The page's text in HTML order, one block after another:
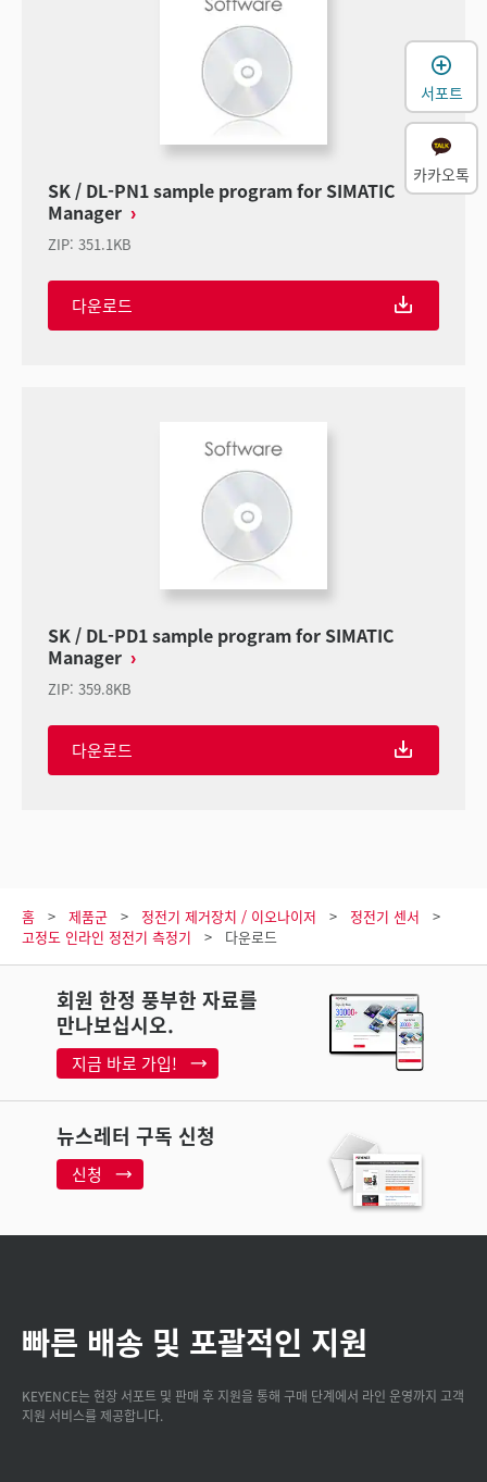
SK / DL-PN1 sample program for SIMATIC
Manager
ZIP: 351.1KB
다운로드
SK / DL-PD1 sample program for SIMATIC
Manager
ZIP: 359.8KB
다운로드
홈 제품군 정전기 제거장치 / 이오나이저
정전기 센서
고정도 인라인 정전기 측정기
다운로드
회원 한정 풍부한 자료를
만나보십시오.
지금 바로 가입!
뉴스레터 구독 신청
신청
빠른 배송 및 포괄적인 지원
KEYENCE는 현장 서포트 및 판매 후 지원을 통해 구매 단계에서 라인 운영까지 고객
지원 서비스를 제공합니다.
서포트
카카오톡